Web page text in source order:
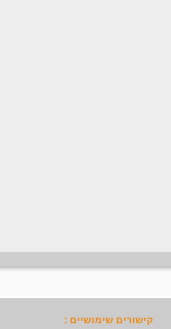
קישורים שימושיים :